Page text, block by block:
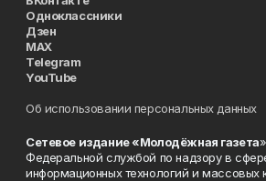
Одноклассники
Дзен
MAX
Telegram
YouTube
Об использовании персональных данных
Сетевое издание «Молодёжная газета
Федеральной службой по надзору в
информационных технологий и массовых